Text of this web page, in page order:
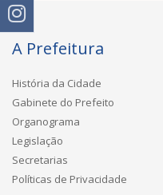
A Prefeitura
História da Cidade
Gabinete do Prefeito
Organograma
Legislação
Secretarias
Políticas de Privacidade